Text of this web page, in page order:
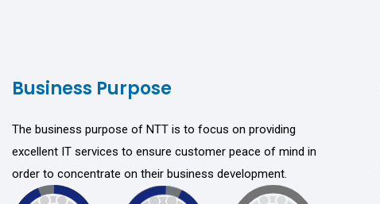
Business Purpose
The business purpose of NTT is to focus on providing
excellent IT services to ensure customer peace of mind in
order to concentrate on their business development.